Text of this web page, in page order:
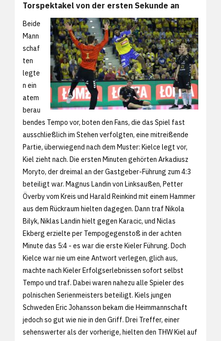
Torspektakel von der ersten Sekunde an
Beide
Mann
schaf
ten
legte
n ein
atem
berau
bendes Tempo vor, boten den Fans, die das Spiel fast
ausschließlich im Stehen verfolgten, eine mitreißende
Partie, überwiegend nach dem Muster: Kielce legt vor,
Kiel zieht nach. Die ersten Minuten gehörten Arkadiusz
Moryto, der dreimal an der Gastgeber-Führung zum 4:3
beteiligt war. Magnus Landin von Linksaußen, Petter
Överby vom Kreis und Harald Reinkind mit einem Hammer
aus dem Rückraum hielten dagegen. Dann traf Nikola
Bilyk, Niklas Landin hielt gegen Karacic, und Niclas
Ekberg erzielte per Tempogegenstoß in der achten
Minute das 5:4 - es war die erste Kieler Führung. Doch
Kielce war nie um eine Antwort verlegen, glich aus,
machte nach Kieler Erfolgserlebnissen sofort selbst
Tempo und traf. Dabei waren nahezu alle Spieler des
polnischen Serienmeisters beteiligt. Kiels jungen
Schweden Eric Johansson bekam die Heimmannschaft
jedoch so gut wie nie in den Griff. Drei Treffer, einer
sehenswerter als der vorherige, hielten den THW Kiel auf